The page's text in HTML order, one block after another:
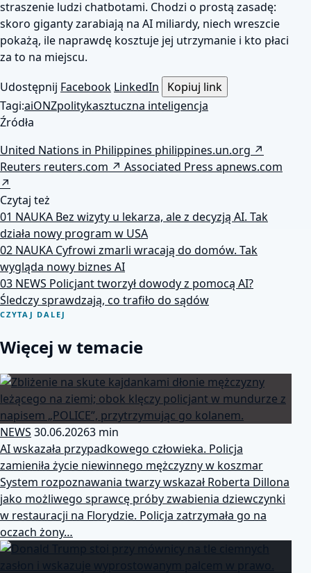
straszenie ludzi chatbotami. Chodzi o prostą zasadę:
skoro giganty zarabiają na AI miliardy, niech wreszcie
pokażą, ile naprawdę kosztuje jej utrzymanie i kto płaci
za to na miejscu.
Udostępnij Facebook LinkedIn
Kopiuj link
Tagi:aiONZpolitykasztuczna inteligencja
Źródła
United Nations in Philippines philippines.un.org ↗
Reuters reuters.com ↗ Associated Press apnews.com
↗
Czytaj też
01 NAUKA Bez wizyty u lekarza, ale z decyzją AI. Tak
działa nowy program w USA
02 NAUKA Cyfrowi zmarli wracają do domów. Tak
wygląda nowy biznes AI
03 NEWS Policjant tworzył dowody z pomocą AI?
Śledczy sprawdzają, co trafiło do sądów
CZYTAJ DALEJ
Więcej w temacie
NEWS 30.06.20263 min
AI wskazała przypadkowego człowieka. Policja
zamieniła życie niewinnego mężczyzny w koszmar
System rozpoznawania twarzy wskazał Roberta Dillona
jako możliwego sprawcę próby zwabienia dziewczynki
w restauracji na Florydzie. Policja zatrzymała go na
oczach żony…